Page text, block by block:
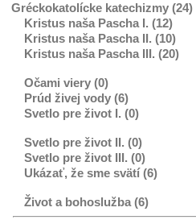
Gréckokatolícke katechizmy (24)
Kristus naša Pascha I. (12)
Kristus naša Pascha II. (10)
Kristus naša Pascha III. (20)
Očami viery (0)
Prúd živej vody (6)
Svetlo pre život I. (0)
Svetlo pre život II. (0)
Svetlo pre život III. (0)
Ukázať, že sme svätí (6)
Život a bohoslužba (6)